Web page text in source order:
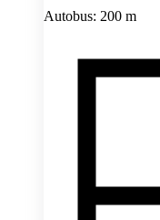
Autobus: 200 m